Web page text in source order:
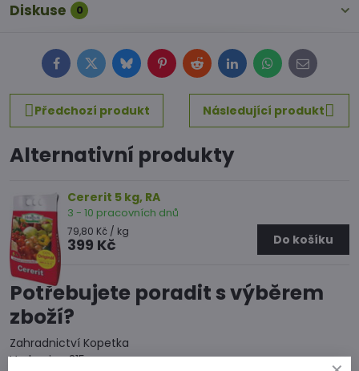
Diskuse 0
FacebookTwitterBlueskyPinterestRedditLinkedInWhatsApp
E-
mail
Předchozí produkt
Následující produkt
Alternativní produkty
Cererit 5 kg, RA
3 - 10 pracovních dnů
399 Kč
79,80 Kč / kg
Do košíku
Potřebujete poradit s výběrem
zboží?
Zahradnictví Kopetka
Vedrovice 315